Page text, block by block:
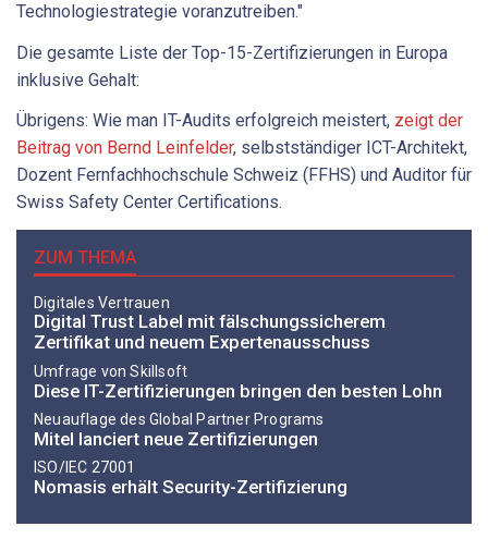
Technologiestrategie voranzutreiben."
Die gesamte Liste der Top-15-Zertifizierungen in Europa
inklusive Gehalt:
Übrigens: Wie man IT-Audits erfolgreich meistert, zeigt der
Beitrag von Bernd Leinfelder, selbstständiger ICT-Architekt,
Dozent Fernfachhochschule Schweiz (FFHS) und Auditor für
Swiss Safety Center Certifications.
ZUM THEMA
Digitales Vertrauen
Digital Trust Label mit fälschungssicherem
Zertifikat und neuem Expertenausschuss
Umfrage von Skillsoft
Diese IT-Zertifizierungen bringen den besten Lohn
Neuauflage des Global Partner Programs
Mitel lanciert neue Zertifizierungen
ISO/IEC 27001
Nomasis erhält Security-Zertifizierung